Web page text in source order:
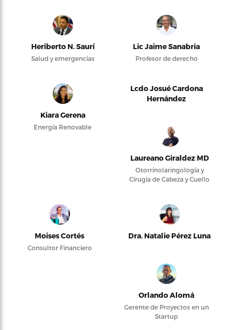
Heriberto N. Saurí
Salud y emergencias
Lic Jaime Sanabria
Profesor de derecho
Kiara Gerena
Energía Renovable
Lcdo Josué Cardona
Hernández
Laureano Giraldez MD
Otorrinolaringología y
Cirugía de Cabeza y Cuello
Moises Cortés
Consultor Financiero
Dra. Natalie Pérez Luna
Orlando Alomá
Gerente de Proyectos en un
Startup